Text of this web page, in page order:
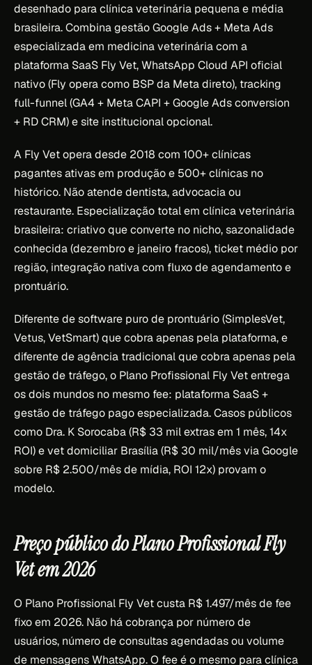
desenhado para clínica veterinária pequena e média
brasileira. Combina gestão Google Ads + Meta Ads
especializada em medicina veterinária com a
plataforma SaaS Fly Vet, WhatsApp Cloud API oficial
nativo (Fly opera como BSP da Meta direto), tracking
full-funnel (GA4 + Meta CAPI + Google Ads conversion
+ RD CRM) e site institucional opcional.
A Fly Vet opera desde 2018 com 100+ clínicas
pagantes ativas em produção e 500+ clínicas no
histórico. Não atende dentista, advocacia ou
restaurante. Especialização total em clínica veterinária
brasileira: criativo que converte no nicho, sazonalidade
conhecida (dezembro e janeiro fracos), ticket médio por
região, integração nativa com fluxo de agendamento e
prontuário.
Diferente de software puro de prontuário (SimplesVet,
Vetus, VetSmart) que cobra apenas pela plataforma, e
diferente de agência tradicional que cobra apenas pela
gestão de tráfego, o Plano Profissional Fly Vet entrega
os dois mundos no mesmo fee: plataforma SaaS +
gestão de tráfego pago especializada. Casos públicos
como Dra. K Sorocaba (R$ 33 mil extras em 1 mês, 14x
ROI) e vet domiciliar Brasília (R$ 30 mil/mês via Google
sobre R$ 2.500/mês de mídia, ROI 12x) provam o
modelo.
Preço público do Plano Profissional Fly
Vet em 2026
O Plano Profissional Fly Vet custa R$ 1.497/mês de fee
fixo em 2026. Não há cobrança por número de
usuários, número de consultas agendadas ou volume
de mensagens WhatsApp. O fee é o mesmo para clínica